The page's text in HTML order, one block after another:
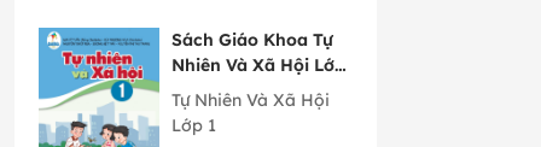
Sách Giáo Khoa Tự
Nhiên Và Xã Hội Lớp
1 Cánh Diều
Tự Nhiên Và Xã Hội
Lớp 1